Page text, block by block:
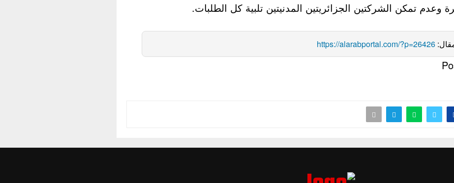
وعدم تمكن الشركتين الجزائريتين المدنيتين تلبية كل الطلبات.
https://alarabportal.com/?p=26426